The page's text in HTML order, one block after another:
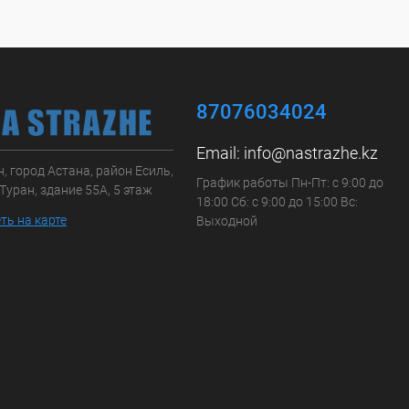
город Астана, район Есиль,
здание 55А, 5 этаж
на карте
87076034024
Email: info@nastrazhe.kz
График работы Пн-Пт: с 9:00 до
18:00 Сб: с 9:00 до 15:00 Вс:
Выходной